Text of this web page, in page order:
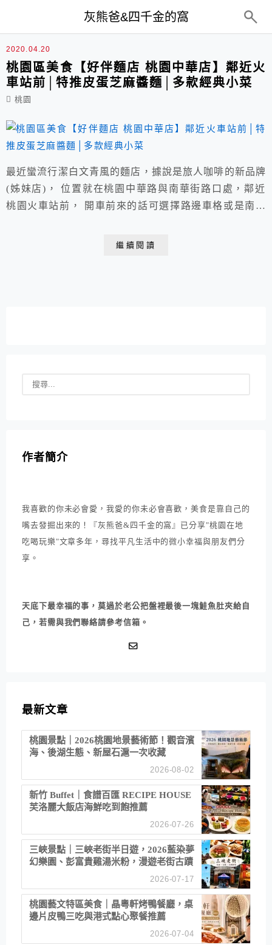
灰熊爸&四千金的窩
文青風
2020.04.20
桃園區美食【好伴麵店 桃園中華店】鄰近火
車站前│特推皮蛋芝麻醬麵│多款經典小菜
桃園
最近蠻流行潔白文青風的麵店，據說是旅人咖啡的新品牌
(姊妹店)， 位置就在桃園中華路與南華街路口處，鄰近
桃園火車站前， 開車前來的話可選擇路邊車格或是南華
繼續閱讀
作者簡介
我喜歡的你未必會愛，我愛的你未必會喜歡，美食是靠自己的
嘴去發掘出來的！『灰熊爸&四千金的窩』已分享"桃園在地
吃喝玩樂"文章多年，尋找平凡生活中的微小幸福與朋友們分
享。
天底下最幸福的事，莫過於老公把盤裡最後一塊鮭魚肚夾給自
己，若需與我們聯絡請參考信箱。
最新文章
桃園景點｜2026桃園地景藝術節！觀音濱
海、後湖生態、新屋石滬一次收藏
2026-08-02
新竹 Buffet｜食譜百匯 RECIPE HOUSE
芙洛麗大飯店海鮮吃到飽推薦
2026-07-26
三峽景點｜三峽老街半日遊，2026藍染夢
幻樂園、彭富貴雞湯米粉，漫遊老街古蹟
2026-07-17
桃園藝文特區美食｜晶粵軒烤鴨餐廳，桌
邊片皮鴨三吃與港式點心聚餐推薦
2026-07-04